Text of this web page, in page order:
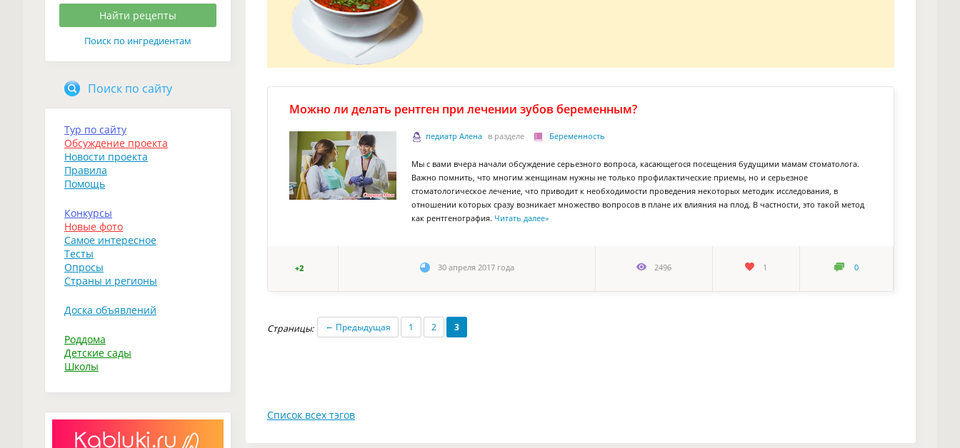
Можно ли делать рентген при лечении зубов беременным?
педиатр Алена в разделе Беременность
Мы с вами вчера начали обсуждение серьезного вопроса, касающегося посещения будущими мамам стоматолога.
Важно помнить, что многим женщинам нужны не только профилактические приемы, но и серьезное
стоматологическое лечение, что приводит к необходимости проведения некоторых методик исследования, в
отношении которых сразу возникает множество вопросов в плане их влияния на плод. В частности, это такой метод
как рентгенография. Читать далее»
+2 30 апреля 2017 года 2496 1 0
Страницы: ← Предыдущая 1 2 3
Список всех тэгов
Поиск по ингредиентам
Поиск по сайту
Тур по сайту
Обсуждение проекта
Новости проекта
Правила
Помощь
Конкурсы
Новые фото
Самое интересное
Тесты
Опросы
Страны и регионы
Доска объявлений
Роддома
Детские сады
Школы